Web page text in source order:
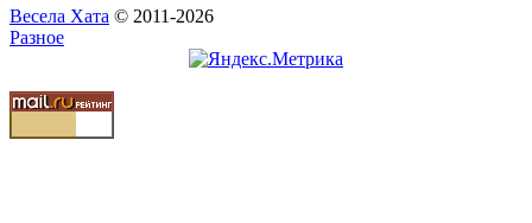
Весела Хата © 2011-2026
Разное